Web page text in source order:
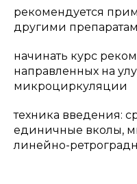
рекомендуется
другими
начинать курс
направленных на
микроциркуляции
техника введения:
единичные вколы,
линейно-